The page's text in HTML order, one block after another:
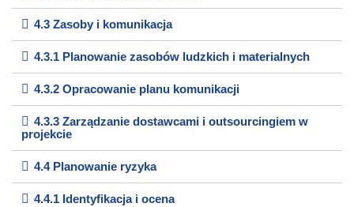
4.3 Zasoby i komunikacja
4.3.1 Planowanie zasobów ludzkich i materialnych
4.3.2 Opracowanie planu komunikacji
4.3.3 Zarządzanie dostawcami i outsourcingiem w
projekcie
4.4 Planowanie ryzyka
4.4.1 Identyfikacja i ocena